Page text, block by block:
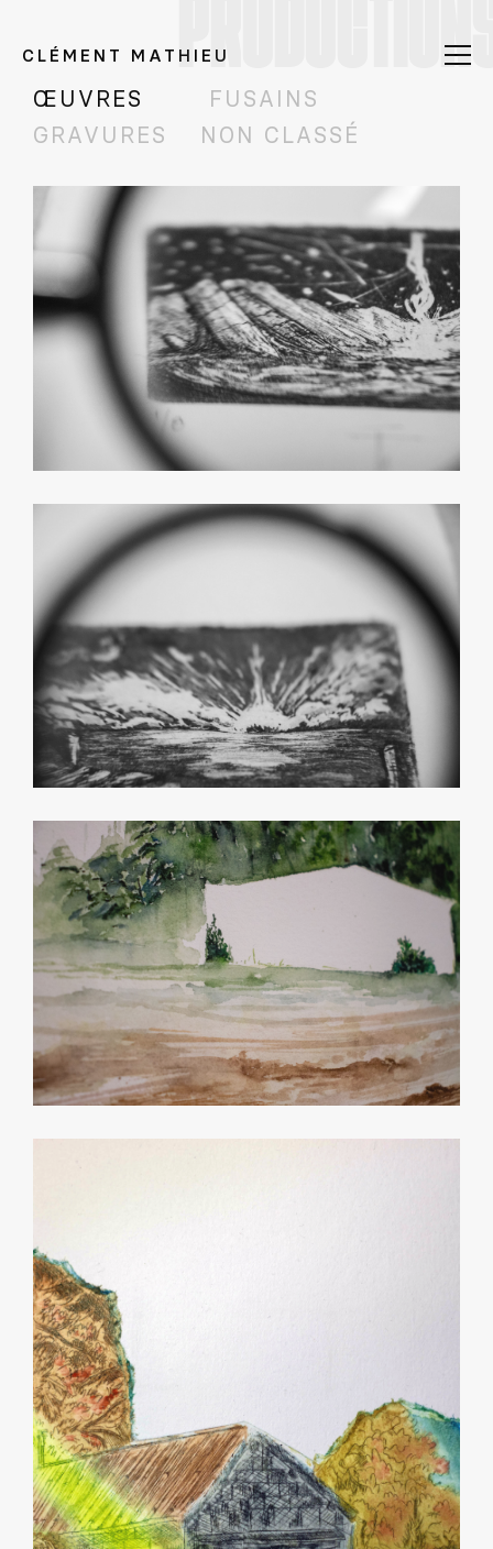
CLÉMENT MATHIEU
ŒUVRES
FUSAINS
GRAVURES
NON CLASSÉ